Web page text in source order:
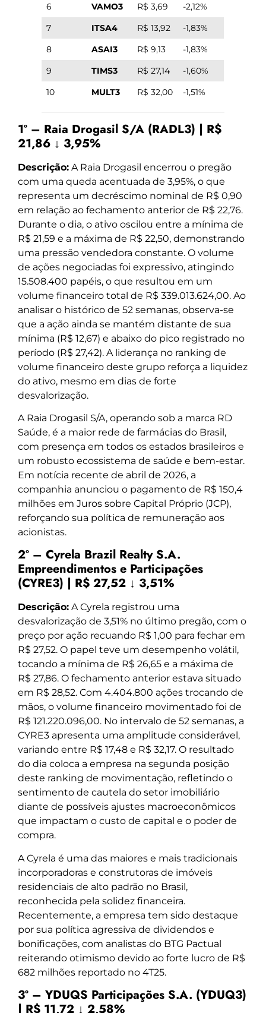
6
VAMO3 R$ 3,69
-2,12%
7
ITSA4 R$ 13,92
-1,83%
8
ASAI3 R$ 9,13
-1,83%
9
TIMS3 R$ 27,14
-1,60%
10
MULT3 R$ 32,00 -1,51%
1º – Raia Drogasil S/A (RADL3) | R$
21,86 ↓ 3,95%
Descrição: A Raia Drogasil encerrou o pregão
com uma queda acentuada de 3,95%, o que
representa um decréscimo nominal de R$ 0,90
em relação ao fechamento anterior de R$ 22,76.
Durante o dia, o ativo oscilou entre a mínima de
R$ 21,59 e a máxima de R$ 22,50, demonstrando
uma pressão vendedora constante. O volume
de ações negociadas foi expressivo, atingindo
15.508.400 papéis, o que resultou em um
volume financeiro total de R$ 339.013.624,00. Ao
analisar o histórico de 52 semanas, observa-se
que a ação ainda se mantém distante de sua
mínima (R$ 12,67) e abaixo do pico registrado no
período (R$ 27,42). A liderança no ranking de
volume financeiro deste grupo reforça a liquidez
do ativo, mesmo em dias de forte
desvalorização.
A Raia Drogasil S/A, operando sob a marca RD
Saúde, é a maior rede de farmácias do Brasil,
com presença em todos os estados brasileiros e
um robusto ecossistema de saúde e bem-estar.
Em notícia recente de abril de 2026, a
companhia anunciou o pagamento de R$ 150,4
milhões em Juros sobre Capital Próprio (JCP),
reforçando sua política de remuneração aos
acionistas.
2º – Cyrela Brazil Realty S.A.
Empreendimentos e Participações
(CYRE3) | R$ 27,52 ↓ 3,51%
Descrição: A Cyrela registrou uma
desvalorização de 3,51% no último pregão, com o
preço por ação recuando R$ 1,00 para fechar em
R$ 27,52. O papel teve um desempenho volátil,
tocando a mínima de R$ 26,65 e a máxima de
R$ 27,86. O fechamento anterior estava situado
em R$ 28,52. Com 4.404.800 ações trocando de
mãos, o volume financeiro movimentado foi de
R$ 121.220.096,00. No intervalo de 52 semanas, a
CYRE3 apresenta uma amplitude considerável,
variando entre R$ 17,48 e R$ 32,17. O resultado
do dia coloca a empresa na segunda posição
deste ranking de movimentação, refletindo o
sentimento de cautela do setor imobiliário
diante de possíveis ajustes macroeconômicos
que impactam o custo de capital e o poder de
compra.
A Cyrela é uma das maiores e mais tradicionais
incorporadoras e construtoras de imóveis
residenciais de alto padrão no Brasil,
reconhecida pela solidez financeira.
Recentemente, a empresa tem sido destaque
por sua política agressiva de dividendos e
bonificações, com analistas do BTG Pactual
reiterando otimismo devido ao forte lucro de R$
682 milhões reportado no 4T25.
3º – YDUQS Participações S.A. (YDUQ3)
| R$ 11,72 ↓ 2,58%